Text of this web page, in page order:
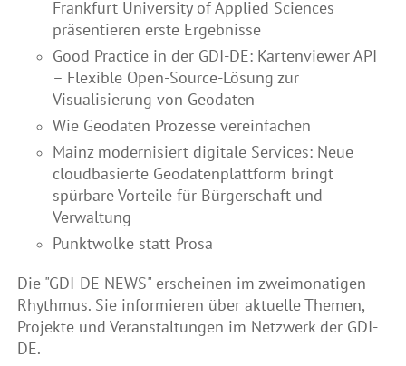
Frankfurt University of Applied Sciences
präsentieren erste Ergebnisse
Good Practice in der GDI-DE: Kartenviewer API
– Flexible Open-Source-Lösung zur
Visualisierung von Geodaten
Wie Geodaten Prozesse vereinfachen
Mainz modernisiert digitale Services: Neue
cloudbasierte Geodatenplattform bringt
spürbare Vorteile für Bürgerschaft und
Verwaltung
Punktwolke statt Prosa
Die "GDI-DE NEWS" erscheinen im zweimonatigen
Rhythmus. Sie informieren über aktuelle Themen,
Projekte und Veranstaltungen im Netzwerk der GDI-
DE.